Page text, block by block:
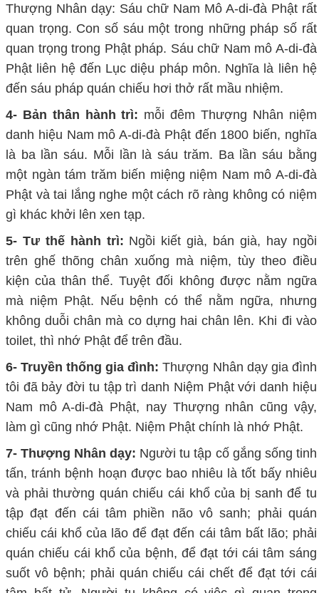
Thượng Nhân dạy: Sáu chữ Nam Mô A-di-đà Phật rất
quan trọng. Con số sáu một trong những pháp số rất
quan trọng trong Phật pháp. Sáu chữ Nam mô A-di-đà
Phật liên hệ đến Lục diệu pháp môn. Nghĩa là liên hệ
đến sáu pháp quán chiếu hơi thở rất mầu nhiệm.
4- Bản thân hành trì: mỗi đêm Thượng Nhân niệm
danh hiệu Nam mô A-di-đà Phật đến 1800 biến, nghĩa
là ba lần sáu. Mỗi lần là sáu trăm. Ba lần sáu bằng
một ngàn tám trăm biến miệng niệm Nam mô A-di-đà
Phật và tai lắng nghe một cách rõ ràng không có niệm
gì khác khởi lên xen tạp.
5- Tư thế hành trì: Ngồi kiết già, bán già, hay ngồi
trên ghế thõng chân xuống mà niệm, tùy theo điều
kiện của thân thể. Tuyệt đối không được nằm ngữa
mà niệm Phật. Nếu bệnh có thể nằm ngữa, nhưng
không duỗi chân mà co dựng hai chân lên. Khi đi vào
toilet, thì nhớ Phật để trên đầu.
6- Truyền thống gia đình: Thượng Nhân dạy gia đình
tôi đã bảy đời tu tập trì danh Niệm Phật với danh hiệu
Nam mô A-di-đà Phật, nay Thượng nhân cũng vậy,
làm gì cũng nhớ Phật. Niệm Phật chính là nhớ Phật.
7- Thượng Nhân dạy: Người tu tập cố gắng sống tinh
tấn, tránh bệnh hoạn được bao nhiêu là tốt bấy nhiêu
và phải thường quán chiếu cái khổ của bị sanh để tu
tập đạt đến cái tâm phiền não vô sanh; phải quán
chiếu cái khổ của lão để đạt đến cái tâm bất lão; phải
quán chiếu cái khổ của bệnh, để đạt tới cái tâm sáng
suốt vô bệnh; phải quán chiếu cái chết để đạt tới cái